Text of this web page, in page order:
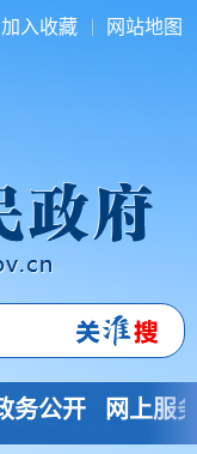
加入收藏 网站地图
务公开 网上服